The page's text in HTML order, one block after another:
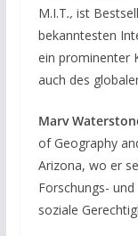
M.I.T., ist
bekanntesten
ein prominenter
auch des
Marv
of Geography
Arizona, wo er
Forschungs-
soziale